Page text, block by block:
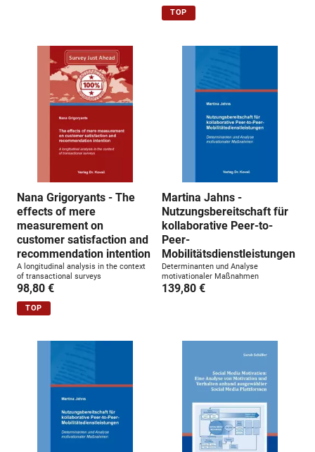
TOP
Nana Grigoryants - The
effects of mere
measurement on
customer satisfaction and
recommendation intention
A longitudinal analysis in the context
of transactional surveys
98,80 €
TOP
Martina Jahns -
Nutzungsbereitschaft für
kollaborative Peer-to-
Peer-
Mobilitätsdienstleistungen
Determinanten und Analyse
motivationaler Maßnahmen
139,80 €